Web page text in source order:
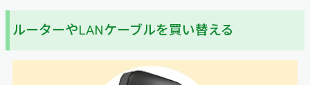
ルーターやLANケーブルを買い替える